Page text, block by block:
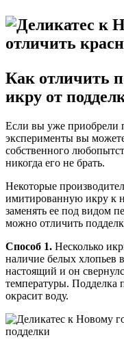
Как отличить
икру от
Если вы уже приобрели
эксперименты вы
собственного
никогда его не брать.
Некоторые
имитированную икру к
заменять ее под видом
можно отличить
Способ 1. Несколько
наличие белых хлопьев
настоящий и он
температуры. Подделка
окрасит воду.